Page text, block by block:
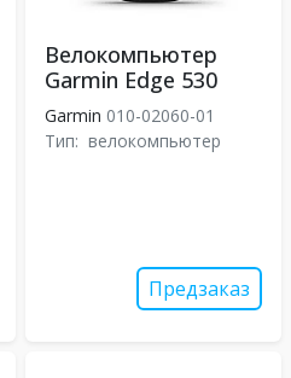
Велокомпьютер
Garmin Edge 530
Garmin 010-02060-01
Тип: велокомпьютер
Предзаказ